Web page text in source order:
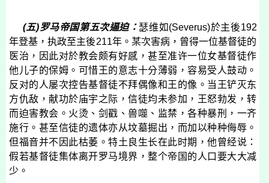
(五)罗马帝国第五次逼迫： 瑟维如(Severus)於主後192
年登基，执政至主後211年。某次害病，曾得一位基督徒的
医治，因此对於教会颇有好感，甚至准许一位女基督徒作
他儿子的保姆。可惜王的意志十分薄弱，容易受人鼓动。
反对的人屡次控告基督徒不拜偶像和王的像。当王铲灭东
方仇敌，献功於庙宇之际，信徒均未参加，王怒勃发，转
而迫害教会。火烫、剑戳、兽噬、监禁，各种暴刑，一齐
施行。甚至信徒的遗体亦从坟墓掘出，而加以种种侮辱。
但福音并不因此枯萎。特土良生长在此时期，他曾经说：
假若基督徒集体离开罗马境界，整个帝国的人口要大大减
少。